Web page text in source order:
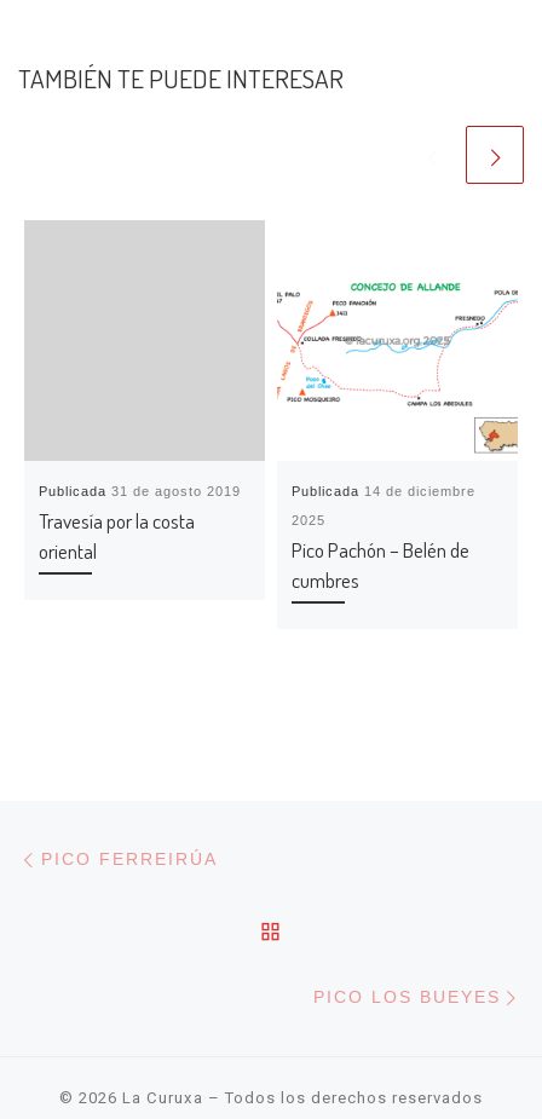
TAMBIÉN TE PUEDE INTERESAR
Publicada31 de agosto 2019
Travesía por la costa
oriental
Publicada 14 de diciembre
2025
Pico Pachón – Belén de
cumbres
Navegación de entradas
PICO FERREIRÚA
PICO LOS BUEYES
© 2026 La Curuxa – Todos los derechos reservados